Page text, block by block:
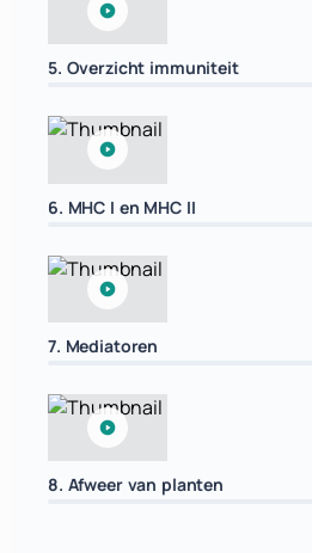
5. Overzicht immuniteit
6. MHC I en MHC II
7. Mediatoren
8. Afweer van planten